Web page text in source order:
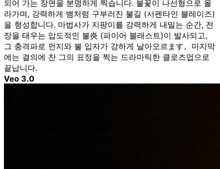
되어 가는 장면을 분명하게 찍습니다. 불꽃이 나선형으로 올
라가며, 강력하게 뱀처럼 구부러진 불길 (서펜타인 블레이즈)
을 형성합니다. 마법사가 지팡이를 강력하게 내밀는 순간, 전
장을 태우는 압도적인 불炎 (파이어 블래스트)이 발사되고,
그 충격파로 먼지와 불 입자가 강하게 날아오르ます。마지막
에는 결의에 찬 그의 표정을 찍는 드라마틱한 클로즈업으로
끝납니다.
Veo 3.0